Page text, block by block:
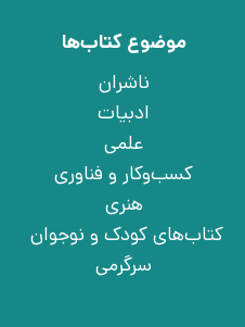
موضوع کتاب‌ها
ناشران
ادبیات
علمی
کسب‌وکار و فناوری
هنری
کتاب‌های کودک و نوجوان
سرگرمی